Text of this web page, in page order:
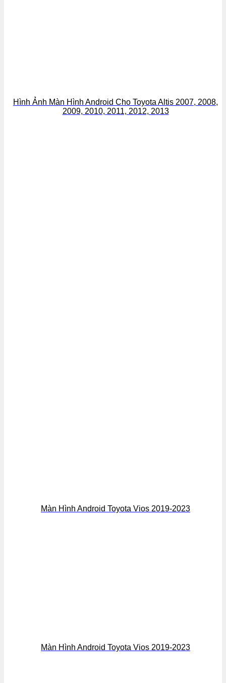
Hình Ảnh Màn Hình Android Cho Toyota Altis 2007, 2008,
2009, 2010, 2011, 2012, 2013
Màn Hình Android Toyota Vios 2019-2023
Màn Hình Android Toyota Vios 2019-2023